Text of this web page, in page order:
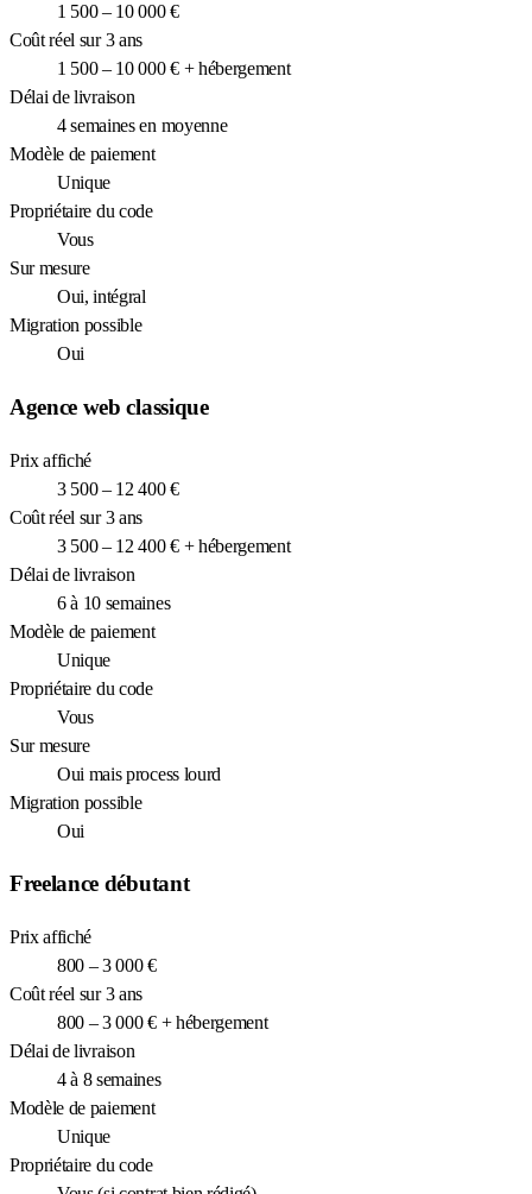
1 500 – 10 000 €
Coût réel sur 3 ans
1 500 – 10 000 € + hébergement
Délai de livraison
4 semaines en moyenne
Modèle de paiement
Unique
Propriétaire du code
Vous
Sur mesure
Oui, intégral
Migration possible
Oui
Agence web classique
Prix affiché
3 500 – 12 400 €
Coût réel sur 3 ans
3 500 – 12 400 € + hébergement
Délai de livraison
6 à 10 semaines
Modèle de paiement
Unique
Propriétaire du code
Vous
Sur mesure
Oui mais process lourd
Migration possible
Oui
Freelance débutant
Prix affiché
800 – 3 000 €
Coût réel sur 3 ans
800 – 3 000 € + hébergement
Délai de livraison
4 à 8 semaines
Modèle de paiement
Unique
Propriétaire du code